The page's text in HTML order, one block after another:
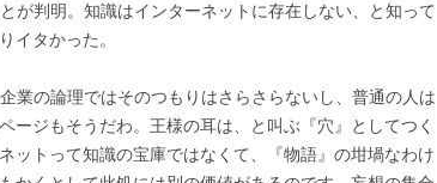
が判明。知識はインターネットに存在しない、と知って
イタかった。
業の論理ではそのつもりはさらさらないし、普通の人は
ージもそうだわ。王様の耳は、と叫ぶ『穴』としてつく
ットって知識の宝庫ではなくて、『物語』の坩堝なわけ